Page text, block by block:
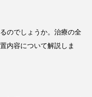
のでしょうか。治療の全
内容について解説しま